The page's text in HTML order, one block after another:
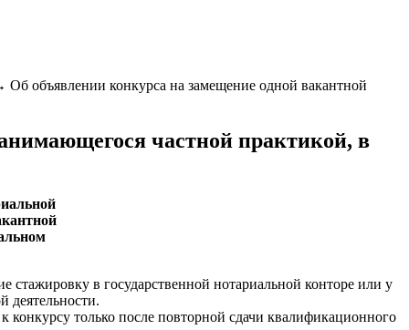
Об объявлении конкурса на замещение одной вакантной
частной практикой, в
в государственной нотариальной конторе или у
деятельности.
только после повторной сдачи квалификационного